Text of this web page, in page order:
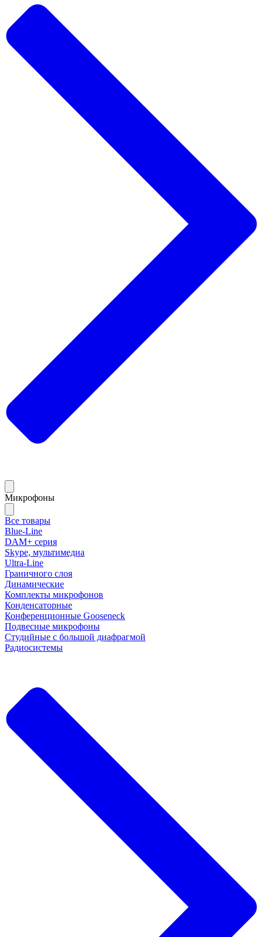
Микрофоны
Все товары
Blue-Line
DAM+ серия
Skype, мультимедиа
Ultra-Line
Граничного слоя
Динамические
Комплекты микрофонов
Конденсаторные
Конференционные Gooseneck
Подвесные микрофоны
Студийные с большой диафрагмой
Радиосистемы